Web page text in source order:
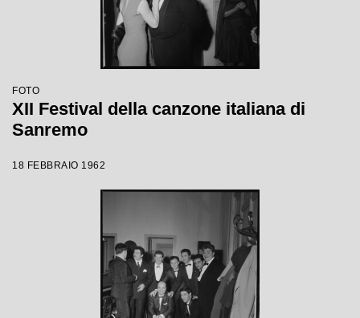
FOTO
XII Festival della canzone italiana di
Sanremo
18 FEBBRAIO 1962